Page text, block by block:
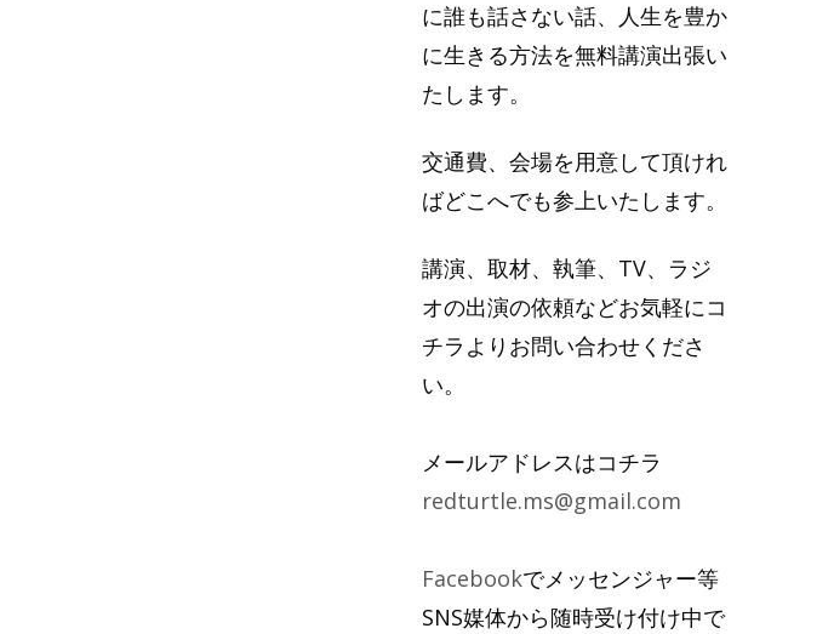
に誰も話さない話、人生を豊か
に生きる方法を無料講演出張い
たします。
交通費、会場を用意して頂けれ
ばどこへでも参上いたします。
講演、取材、執筆、TV、ラジ
オの出演の依頼などお気軽にコ
チラよりお問い合わせくださ
い。
メールアドレスはコチラ
redturtle.ms@gmail.com
Facebookでメッセンジャー等
SNS媒体から随時受け付け中で